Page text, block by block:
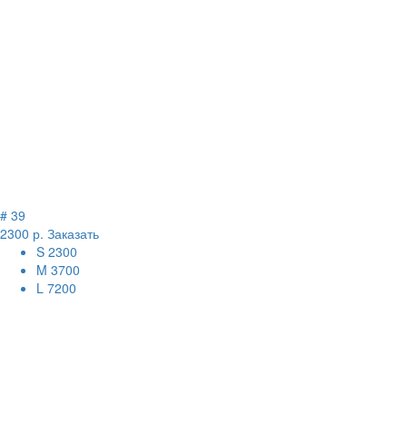
# 39
2300 р. Заказать
S 2300
M 3700
L 7200